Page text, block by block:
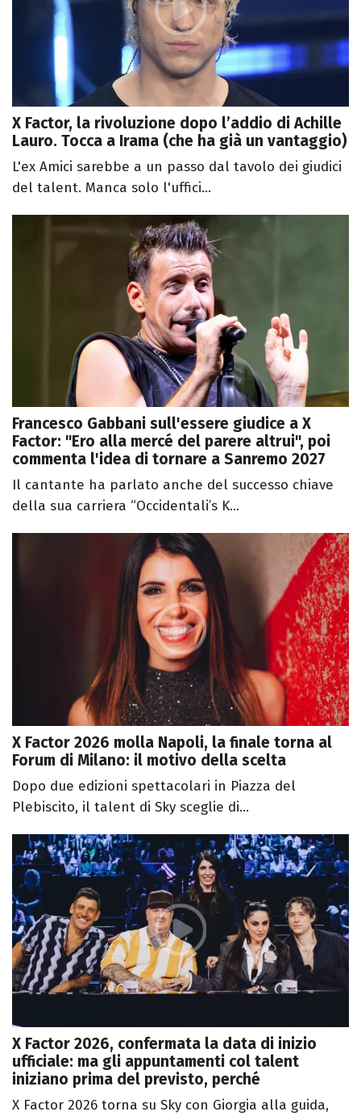
X Factor, la rivoluzione dopo l’addio di Achille
Lauro. Tocca a Irama (che ha già un vantaggio)
L'ex Amici sarebbe a un passo dal tavolo dei giudici
del talent. Manca solo l'uffici...
Francesco Gabbani sull'essere giudice a X
Factor: "Ero alla mercé del parere altrui", poi
commenta l'idea di tornare a Sanremo 2027
Il cantante ha parlato anche del successo chiave
della sua carriera “Occidentali’s K...
X Factor 2026 molla Napoli, la finale torna al
Forum di Milano: il motivo della scelta
Dopo due edizioni spettacolari in Piazza del
Plebiscito, il talent di Sky sceglie di...
X Factor 2026, confermata la data di inizio
ufficiale: ma gli appuntamenti col talent
iniziano prima del previsto, perché
X Factor 2026 torna su Sky con Giorgia alla guida,